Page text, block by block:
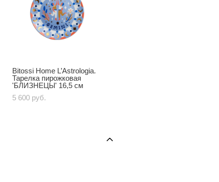
Bitossi Home L’Astrologia.
Тарелка пирожковая
'БЛИЗНЕЦЫ' 16,5 см
5 600 pуб.